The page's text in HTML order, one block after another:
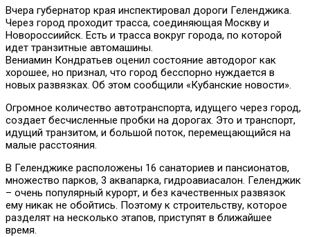
Вчера губернатор края инспектировал дороги Геленджика.
Через город проходит трасса, соединяющая Москву и
Новороссиийск. Есть и трасса вокруг города, по которой
идет транзитные автомашины.
Вениамин Кондратьев оценил состояние автодорог как
хорошее, но признал, что город бесспорно нуждается в
новых развязках. Об этом сообщили «Кубанские новости».
Огромное количество автотранспорта, идущего через город,
создает бесчисленные пробки на дорогах. Это и транспорт,
идущий транзитом, и большой поток, перемещающийся на
малые расстояния.
В Геленджике расположены 16 санаториев и пансионатов,
множество парков, 3 аквапарка, гидроавиасалон. Геленджик
– очень популярный курорт, и без качественных развязок
ему никак не обойтись. Поэтому к строительству, которое
разделят на несколько этапов, приступят в ближайшее
время.